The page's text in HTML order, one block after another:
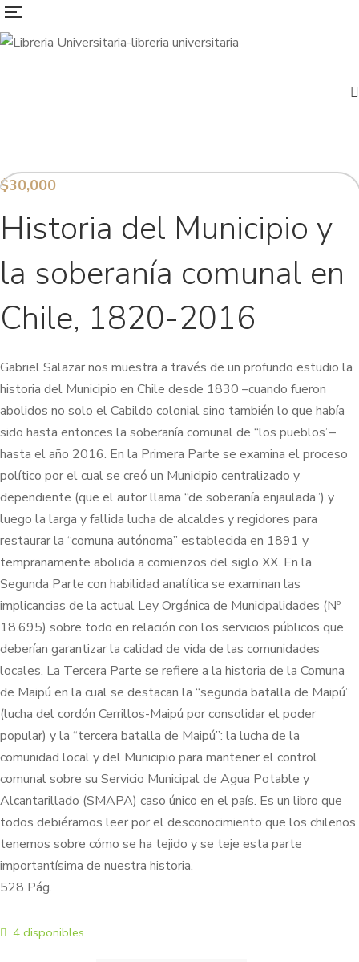
$30,000
Historia del Municipio y
la soberanía comunal en
Chile, 1820-2016
Gabriel Salazar nos muestra a través de un profundo estudio la
historia del Municipio en Chile desde 1830 –cuando fueron
abolidos no solo el Cabildo colonial sino también lo que había
sido hasta entonces la soberanía comunal de “los pueblos”–
hasta el año 2016. En la Primera Parte se examina el proceso
político por el cual se creó un Municipio centralizado y
dependiente (que el autor llama “de soberanía enjaulada”) y
luego la larga y fallida lucha de alcaldes y regidores para
restaurar la “comuna autónoma” establecida en 1891 y
tempranamente abolida a comienzos del siglo XX. En la
Segunda Parte con habilidad analítica se examinan las
implicancias de la actual Ley Orgánica de Municipalidades (Nº
18.695) sobre todo en relación con los servicios públicos que
deberían garantizar la calidad de vida de las comunidades
locales. La Tercera Parte se refiere a la historia de la Comuna
de Maipú en la cual se destacan la “segunda batalla de Maipú”
(lucha del cordón Cerrillos-Maipú por consolidar el poder
popular) y la “tercera batalla de Maipú”: la lucha de la
comunidad local y del Municipio para mantener el control
comunal sobre su Servicio Municipal de Agua Potable y
Alcantarillado (SMAPA) caso único en el país. Es un libro que
todos debiéramos leer por el desconocimiento que los chilenos
tenemos sobre cómo se ha tejido y se teje esta parte
importantísima de nuestra historia.
528 Pág.
4 disponibles